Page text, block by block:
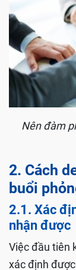
Nên đàm
2. Cách
buổi
2.1. Xác
nhận được
Việc đầu tiên
xác định